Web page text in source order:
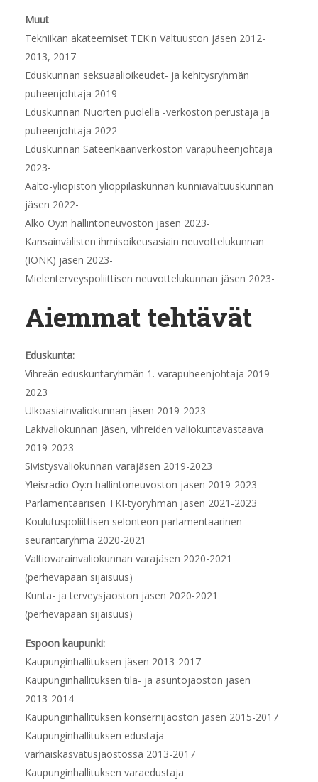
Muut
Tekniikan akateemiset TEK:n Valtuuston jäsen 2012-
2013, 2017-
Eduskunnan seksuaalioikeudet- ja kehitysryhmän
puheenjohtaja 2019-
Eduskunnan Nuorten puolella -verkoston perustaja ja
puheenjohtaja 2022-
Eduskunnan Sateenkaariverkoston varapuheenjohtaja
2023-
Aalto-yliopiston ylioppilaskunnan kunniavaltuuskunnan
jäsen 2022-
Alko Oy:n hallintoneuvoston jäsen 2023-
Kansainvälisten ihmisoikeusasiain neuvottelukunnan
(IONK) jäsen 2023-
Mielenterveyspoliittisen neuvottelukunnan jäsen 2023-
Aiemmat tehtävät
Eduskunta:
Vihreän eduskuntaryhmän 1. varapuheenjohtaja 2019-
2023
Ulkoasiainvaliokunnan jäsen 2019-2023
Lakivaliokunnan jäsen, vihreiden valiokuntavastaava
2019-2023
Sivistysvaliokunnan varajäsen 2019-2023
Yleisradio Oy:n hallintoneuvoston jäsen 2019-2023
Parlamentaarisen TKI-työryhmän jäsen 2021-2023
Koulutuspoliittisen selonteon parlamentaarinen
seurantaryhmä 2020-2021
Valtiovarainvaliokunnan varajäsen 2020-2021
(perhevapaan sijaisuus)
Kunta- ja terveysjaoston jäsen 2020-2021
(perhevapaan sijaisuus)
Espoon kaupunki:
Kaupunginhallituksen jäsen 2013-2017
Kaupunginhallituksen tila- ja asuntojaoston jäsen
2013-2014
Kaupunginhallituksen konsernijaoston jäsen 2015-2017
Kaupunginhallituksen edustaja
varhaiskasvatusjaostossa 2013-2017
Kaupunginhallituksen varaedustaja